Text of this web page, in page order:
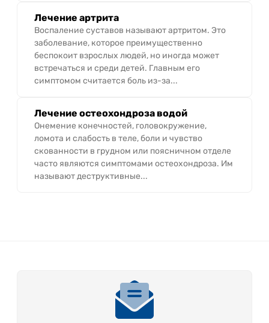
Лечение артрита
Воспаление суставов называют артритом. Это
заболевание, которое преимущественно
беспокоит взрослых людей, но иногда может
встречаться и среди детей. Главным его
симптомом считается боль из-за...
Лечение остеохондроза водой
Онемение конечностей, головокружение,
ломота и слабость в теле, боли и чувство
скованности в грудном или поясничном отделе
часто являются симптомами остеохондроза. Им
называют деструктивные...